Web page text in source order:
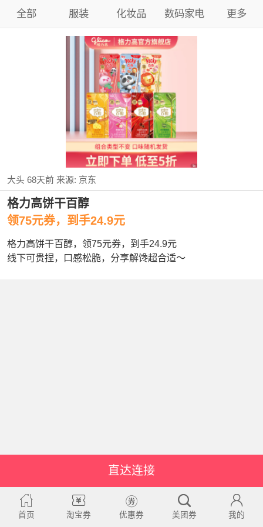
全部 服装 化妆品 数码家电 更多
大头 68天前来源: 京东
格力高饼干百醇
领75元券，到手24.9元
格力高饼干百醇，领75元券，到手24.9元
线下可贵捏，口感松脆，分享解馋超合适～
直达连接
首页 淘宝券 优惠券 美团券 我的